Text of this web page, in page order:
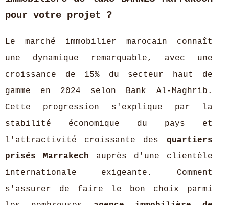
pour votre projet ?
Le marché immobilier marocain connaît
une dynamique remarquable, avec une
croissance de 15% du secteur haut de
gamme en 2024 selon Bank Al-Maghrib.
Cette progression s'explique par la
stabilité économique du pays et
l'attractivité croissante des quartiers
prisés Marrakech auprès d'une clientèle
internationale exigeante. Comment
s'assurer de faire le bon choix parmi